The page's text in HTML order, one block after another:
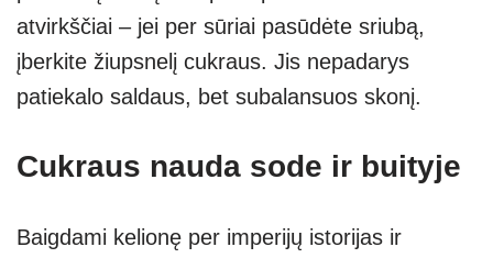
atvirkščiai – jei per sūriai pasūdėte sriubą,
įberkite žiupsnelį cukraus. Jis nepadarys
patiekalo saldaus, bet subalansuos skonį.
Cukraus nauda sode ir buityje
Baigdami kelionę per imperijų istorijas ir